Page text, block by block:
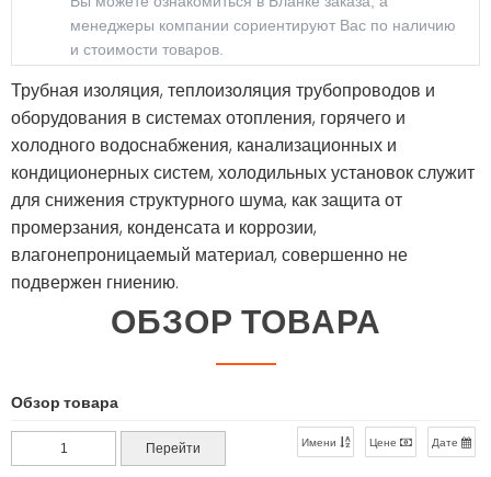
kz@holodom.com
info@holodom.com
+7(727) 2-988-588
+7(776) 222-77-11
+7(778) 222-77-11
ОТПРАВИТЬ СООБЩЕНИЕ
менеджеры компании сориентируют Вас по наличию
и стоимости товаров.
Трубная изоляция, теплоизоляция трубопроводов и
оборудования в системах отопления, горячего и
холодного водоснабжения, канализационных и
кондиционерных систем, холодильных установок служит
для снижения структурного шума, как защита от
промерзания, конденсата и коррозии,
влагонепроницаемый материал, совершенно не
подвержен гниению.
ОБЗОР ТОВАРА
Обзор товара
Имени Цене Дате